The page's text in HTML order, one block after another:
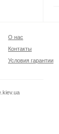
О нас
Контакты
Условия гарантии